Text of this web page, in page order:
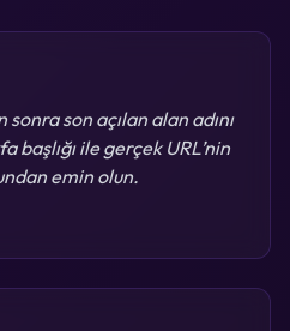
son açılan alan adını
ile gerçek URL’nin
emin olun.